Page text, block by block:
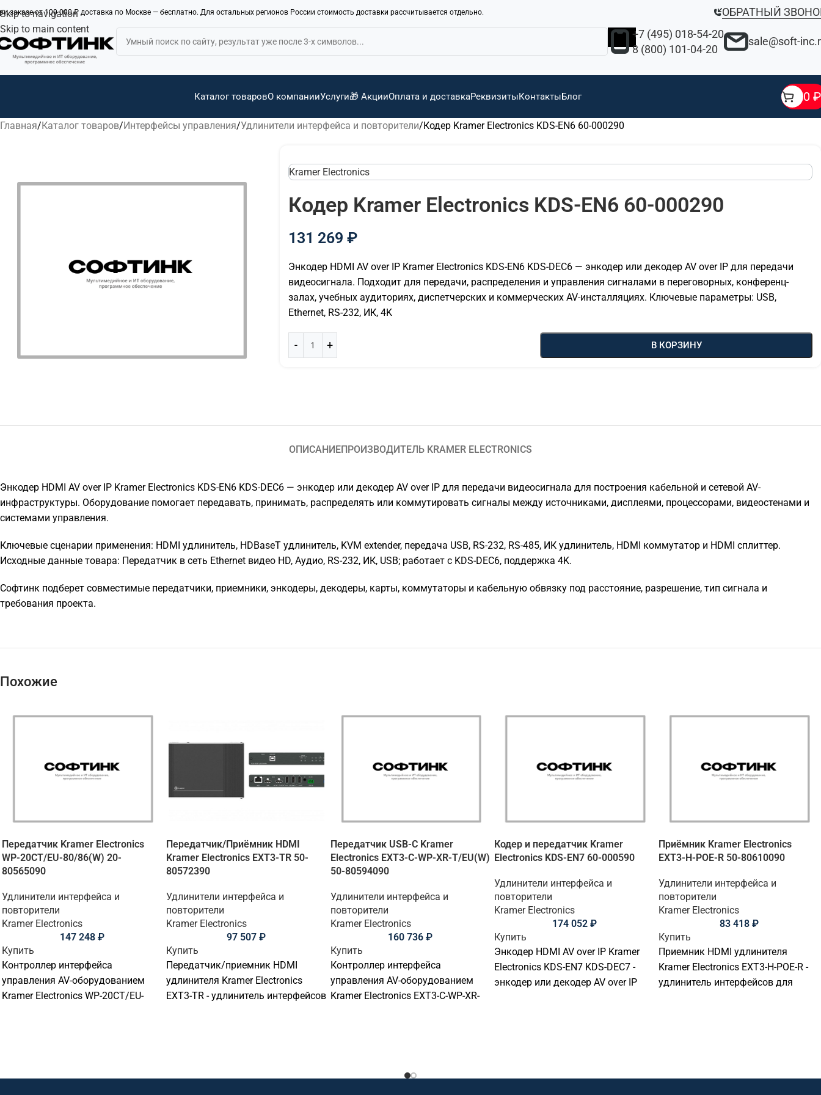
Skip to navigation
Skip to main content
заказе от 100 000 ₽ доставка по Москве — бесплатно. Для остальных регионов России стоимость доставки рассчитывается отдельно.
ОБРАТНЫЙ
+7 (495) 018-54-20
8 (800) 101-04-20
sale@soft-
Каталог товаровО компанииУслуги🎁 АкцииОплата и доставкаРеквизитыКонтактыБлог 0 ₽
Главная Каталог товаров Интерфейсы управления Удлинители интерфейса и повторители Кодер Kramer Electronics KDS-EN6 60-000290
Kramer Electronics
Кодер Kramer Electronics KDS-EN6 60-000290
131 269 ₽
Энкодер HDMI AV over IP Kramer Electronics KDS-EN6 KDS-DEC6 — энкодер или декодер AV over IP для передачи
видеосигнала. Подходит для передачи, распределения и управления сигналами в переговорных, конференц-
залах, учебных аудиториях, диспетчерских и коммерческих AV-инсталляциях. Ключевые параметры: USB,
Ethernet, RS-232, ИК, 4K
В КОРЗИНУ
ОПИСАНИЕПРОИЗВОДИТЕЛЬ KRAMER ELECTRONICS
Энкодер HDMI AV over IP Kramer Electronics KDS-EN6 KDS-DEC6 — энкодер или декодер AV over IP для передачи видеосигнала для построения кабельной и сетевой AV-
инфраструктуры. Оборудование помогает передавать, принимать, распределять или коммутировать сигналы между источниками, дисплеями, процессорами, видеостенами и
системами управления.
Ключевые сценарии применения: HDMI удлинитель, HDBaseT удлинитель, KVM extender, передача USB, RS-232, RS-485, ИК удлинитель, HDMI коммутатор и HDMI сплиттер.
Исходные данные товара: Передатчик в сеть Ethernet видео HD, Аудио, RS-232, ИК, USB; работает с KDS-DEC6, поддержка 4K.
Софтинк подберет совместимые передатчики, приемники, энкодеры, декодеры, карты, коммутаторы и кабельную обвязку под расстояние, разрешение, тип сигнала и
требования проекта.
Похожие
Передатчик Kramer Electronics
WP-20CT/EU-80/86(W) 20-
80565090
Удлинители интерфейса и
повторители
Kramer Electronics
147 248 ₽
Купить
Контроллер интерфейса
управления AV-оборудованием
Kramer Electronics WP-20CT/EU-
Передатчик/Приёмник HDMI
Kramer Electronics EXT3-TR 50-
80572390
Удлинители интерфейса и
повторители
Kramer Electronics
97 507₽
Купить
Передатчик/приемник HDMI
удлинителя Kramer Electronics
EXT3-TR - удлинитель интерфейсов
Передатчик USB-C Kramer
Electronics EXT3-C-WP-XR-T/EU(W)
50-80594090
Удлинители интерфейса и
повторители
Kramer Electronics
160 736₽
Купить
Контроллер интерфейса
управления AV-оборудованием
Kramer Electronics EXT3-C-WP-XR-
аудиторий, диспетчерских,
Кодер и передатчик Kramer
Electronics KDS-EN7 60-000590
Удлинители интерфейса и
повторители
Kramer Electronics
174 052₽
Купить
Энкодер HDMI AV over IP Kramer
Electronics KDS-EN7 KDS-DEC7 -
энкодер или декодер AV over IP
Приёмник Kramer Electronics
EXT3-H-POE-R 50-80610090
Удлинители интерфейса и
повторители
Kramer Electronics
83 418 ₽
Купить
Приемник HDMI удлинителя
Kramer Electronics EXT3-H-POE-R -
удлинитель интерфейсов для